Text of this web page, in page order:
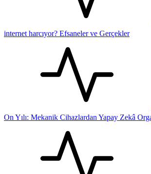
internet harcıyor? Efsaneler ve Gerçekler
On Yılı: Mekanik Cihazlardan Yapay Zekâ